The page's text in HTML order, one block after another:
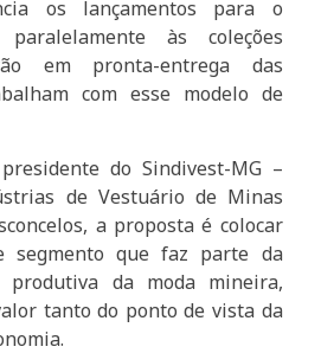
os lançamentos para o
às coleções
em pronta-entrega das
com esse modelo de
do Sindivest-MG –
de Vestuário de Minas
a proposta é colocar
segmento que faz parte da
produtiva da moda mineira,
tanto do ponto de vista da